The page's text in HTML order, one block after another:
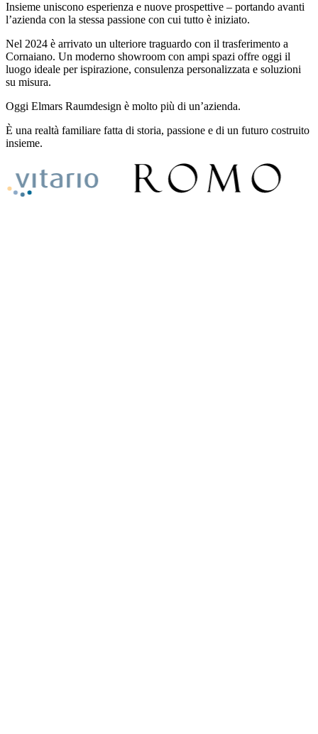
Insieme uniscono esperienza e nuove prospettive – portando avanti
l’azienda con la stessa passione con cui tutto è iniziato.
Nel 2024 è arrivato un ulteriore traguardo con il trasferimento a
Cornaiano. Un moderno showroom con ampi spazi offre oggi il
luogo ideale per ispirazione, consulenza personalizzata e soluzioni
su misura.
Oggi Elmars Raumdesign è molto più di un’azienda.
È una realtà familiare fatta di storia, passione e di un futuro costruito
insieme.